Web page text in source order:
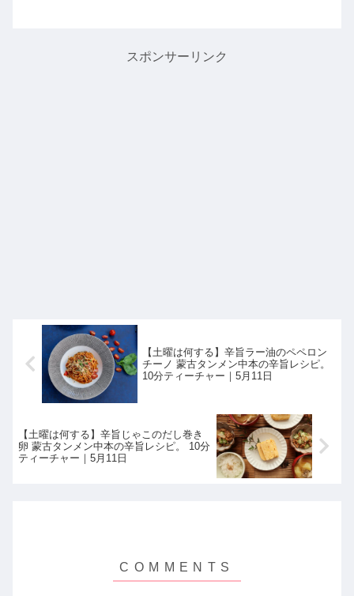
スポンサーリンク
【土曜は何する】辛旨ラー油のペペロン
チーノ 蒙古タンメン中本の辛旨レシピ。
10分ティーチャー｜5月11日
【土曜は何する】辛旨じゃこのだし巻き
卵 蒙古タンメン中本の辛旨レシピ。 10分
ティーチャー｜5月11日